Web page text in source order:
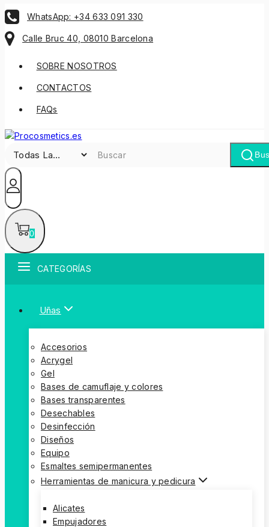
WhatsApp: +34 633 091 330
Calle Bruc 40, 08010 Barcelona
SOBRE NOSOTROS
CONTACTOS
FAQs
0
CATEGORÍAS
Uñas
Accesorios
Acrygel
Gel
Bases de camuflaje y colores
Bases transparentes
Desechables
Desinfección
Diseños
Equipo
Esmaltes semipermanentes
Herramientas de manicura y pedicura
Alicates
Empujadores